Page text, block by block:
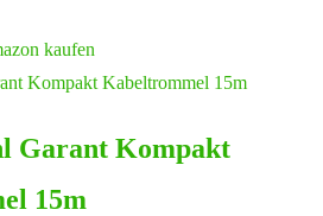
kaufen
Garant Kompakt
15m